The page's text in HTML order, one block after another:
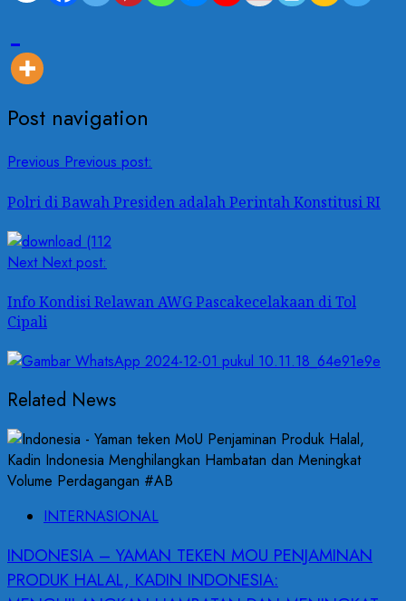
Post navigation
Previous Previous post:
Polri di Bawah Presiden adalah Perintah Konstitusi RI
Next Next post:
Info Kondisi Relawan AWG Pascakecelakaan di Tol
Cipali
Related News
INTERNASIONAL
INDONESIA – YAMAN TEKEN MOU PENJAMINAN
PRODUK HALAL, KADIN INDONESIA: